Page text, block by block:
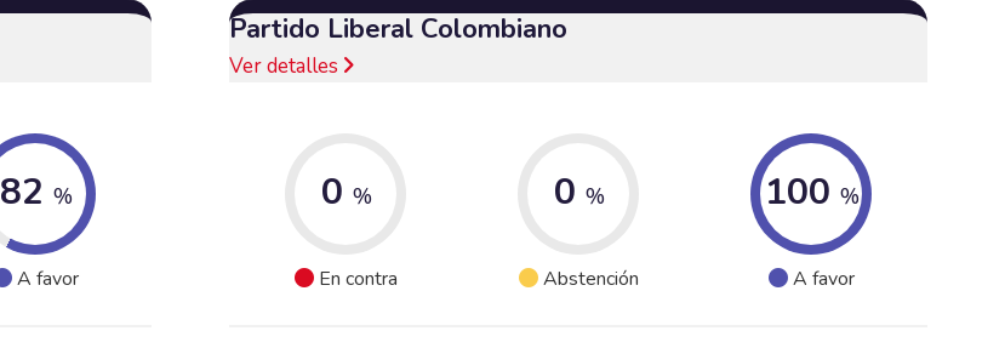
82 %
A favor
Partido Liberal Colombiano
Ver detalles
0 %
En contra
0 %
Abstención
100 %
A favor